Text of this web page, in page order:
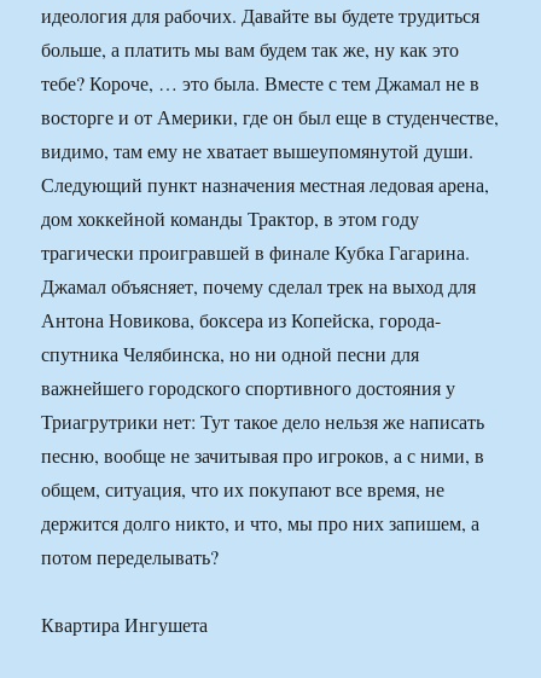
идеология для рабочих. Давайте вы будете трудиться
больше, а платить мы вам будем так же, ну как это
тебе? Короче, … это была. Вместе с тем Джамал не в
восторге и от Америки, где он был еще в студенчестве,
видимо, там ему не хватает вышеупомянутой души.
Следующий пункт назначения местная ледовая арена,
дом хоккейной команды Трактор, в этом году
трагически проигравшей в финале Кубка Гагарина.
Джамал объясняет, почему сделал трек на выход для
Антона Новикова, боксера из Копейска, города-
спутника Челябинска, но ни одной песни для
важнейшего городского спортивного достояния у
Триагрутрики нет: Тут такое дело нельзя же написать
песню, вообще не зачитывая про игроков, а с ними, в
общем, ситуация, что их покупают все время, не
держится долго никто, и что, мы про них запишем, а
потом переделывать?
Квартира Ингушета